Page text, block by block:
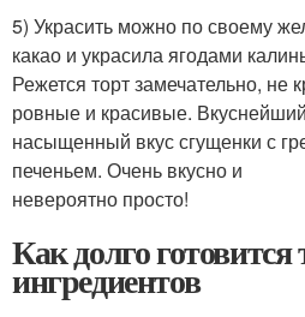
5) Украсить можно по своему
какао и украсила ягодами
Режется торт замечательно, не
ровные и красивые.
насыщенный вкус сгущенки с
печеньем. Очень вкусно и
невероятно просто!
Как долго готовится
ингредиентов